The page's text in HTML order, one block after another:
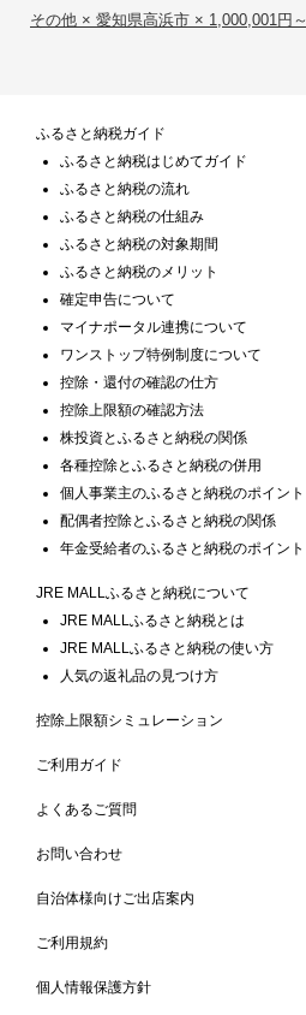
その他 × 愛知県高浜市 × 1,000,001円～
ふるさと納税ガイド
ふるさと納税はじめてガイド
ふるさと納税の流れ
ふるさと納税の仕組み
ふるさと納税の対象期間
ふるさと納税のメリット
確定申告について
マイナポータル連携について
ワンストップ特例制度について
控除・還付の確認の仕方
控除上限額の確認方法
株投資とふるさと納税の関係
各種控除とふるさと納税の併用
個人事業主のふるさと納税のポイント
配偶者控除とふるさと納税の関係
年金受給者のふるさと納税のポイント
JRE MALLふるさと納税について
JRE MALLふるさと納税とは
JRE MALLふるさと納税の使い方
人気の返礼品の見つけ方
控除上限額シミュレーション
ご利用ガイド
よくあるご質問
お問い合わせ
自治体様向けご出店案内
ご利用規約
個人情報保護方針